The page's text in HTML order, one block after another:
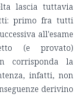
lascia tuttavia
primo fra tutti
all'esame
(e provato)
corrisponda la
infatti, non
derivino